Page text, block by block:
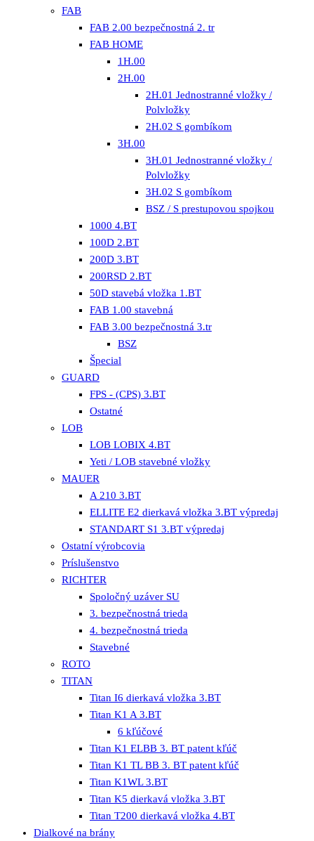
FAB
FAB 2.00 bezpečnostná 2. tr
FAB HOME
1H.00
2H.00
2H.01 Jednostranné vložky /
Polvložky
2H.02 S gombíkom
3H.00
3H.01 Jednostranné vložky /
Polvložky
3H.02 S gombíkom
BSZ / S prestupovou spojkou
1000 4.BT
100D 2.BT
200D 3.BT
200RSD 2.BT
50D stavebá vložka 1.BT
FAB 1.00 stavebná
FAB 3.00 bezpečnostná 3.tr
BSZ
Špecial
GUARD
FPS - (CPS) 3.BT
Ostatné
LOB
LOB LOBIX 4.BT
Yeti / LOB stavebné vložky
MAUER
A 210 3.BT
ELLITE E2 dierkavá vložka 3.BT výpredaj
STANDART S1 3.BT výpredaj
Ostatní výrobcovia
Príslušenstvo
RICHTER
Spoločný uzáver SU
3. bezpečnostná trieda
4. bezpečnostná trieda
Stavebné
ROTO
TITAN
Titan I6 dierkavá vložka 3.BT
Titan K1 A 3.BT
6 kľúčové
Titan K1 ELBB 3. BT patent kľúč
Titan K1 TL BB 3. BT patent kľúč
Titan K1WL 3.BT
Titan K5 dierkavá vložka 3.BT
Titan T200 dierkavá vložka 4.BT
Dialkové na brány